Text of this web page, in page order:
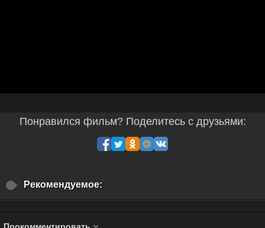
Понравился фильм? Поделитесь с друзьями:
Рекомендуемое:
Прокомментировать